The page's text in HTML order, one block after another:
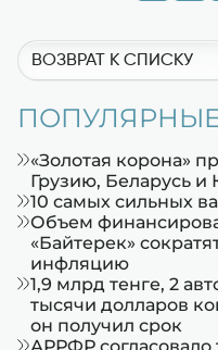
ВОЗВРАТ К СПИСКУ
«Золотая корона»
Грузию, Беларусь и
10 самых сильных
Объем
«Байтерек»
инфляцию
1,9 млрд тенге, 2
тысячи долларов
он получил срок
АРРФР